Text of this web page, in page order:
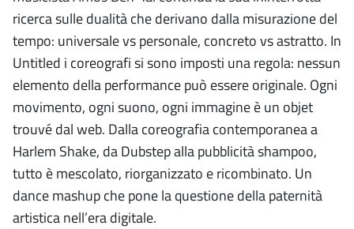
ricerca sulle dualità che derivano dalla misurazione del
tempo: universale vs personale, concreto vs astratto. In
Untitled i coreografi si sono imposti una regola: nessun
elemento della performance può essere originale. Ogni
movimento, ogni suono, ogni immagine è un objet
trouvé dal web. Dalla coreografia contemporanea a
Harlem Shake, da Dubstep alla pubblicità shampoo,
tutto è mescolato, riorganizzato e ricombinato. Un
dance mashup che pone la questione della paternità
artistica nell’era digitale.